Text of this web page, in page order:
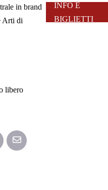
in brand
Arti di
libero
INFO E
BIGLIETTI